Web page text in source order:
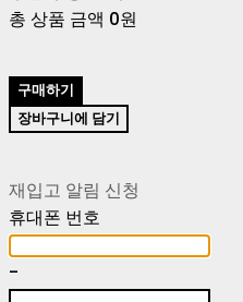
총 상품 금액 0원
구매하기
장바구니에 담기
재입고 알림 신청
휴대폰 번호
-